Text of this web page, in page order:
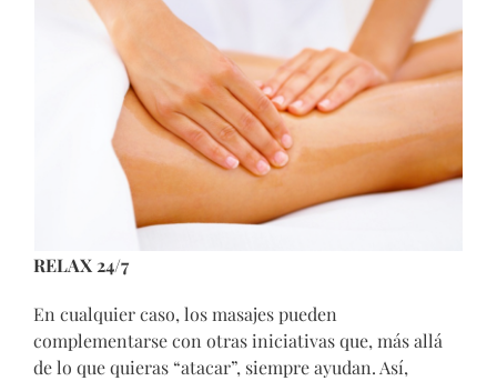
RELAX 24/7
En cualquier caso, los masajes pueden
complementarse con otras iniciativas que, más allá
de lo que quieras “atacar”, siempre ayudan. Así,